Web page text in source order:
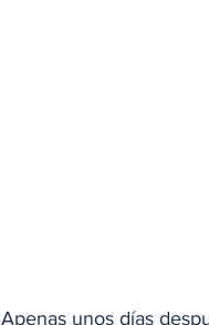
Apenas unos días